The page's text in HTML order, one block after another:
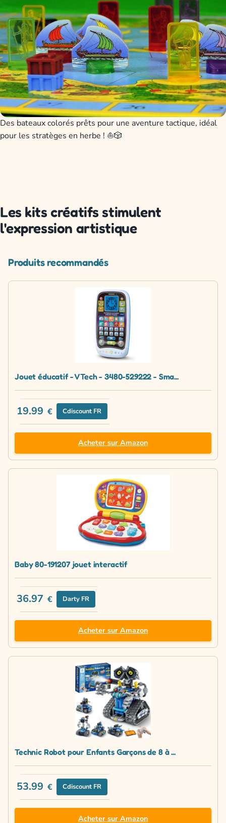
Des bateaux colorés prêts pour une aventure tactique, idéal
pour les stratèges en herbe ! ⛵🎲
Les kits créatifs stimulent
l'expression artistique
Produits recommandés
Jouet éducatif - VTech - 3480-529222 - Sma...
19.99 € Cdiscount FR
Acheter sur Amazon
Baby 80-191207 jouet interactif
36.97 € Darty FR
Acheter sur Amazon
Technic Robot pour Enfants Garçons de 8 à ...
53.99 € Cdiscount FR
Acheter sur Amazon